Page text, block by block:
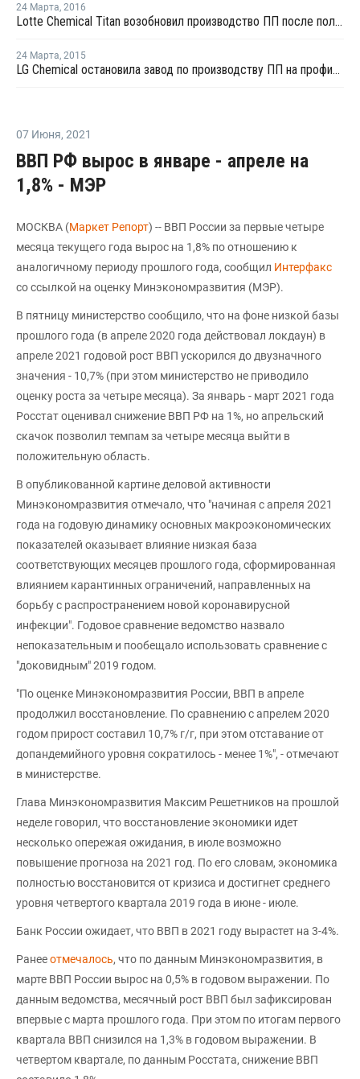
24 Марта, 2016
Lotte Chemical Titan возобновил производство ПП после поломки
24 Марта, 2015
LG Chemical остановила завод по производству ПП на профилактику
07 Июня, 2021
ВВП РФ вырос в январе - апреле на
1,8% - МЭР
МОСКВА (Маркет Репорт) -- ВВП России за первые четыре
месяца текущего года вырос на 1,8% по отношению к
аналогичному периоду прошлого года, сообщил Интерфакс
со ссылкой на оценку Минэкономразвития (МЭР).
В пятницу министерство сообщило, что на фоне низкой базы
прошлого года (в апреле 2020 года действовал локдаун) в
апреле 2021 годовой рост ВВП ускорился до двузначного
значения - 10,7% (при этом министерство не приводило
оценку роста за четыре месяца). За январь - март 2021 года
Росстат оценивал снижение ВВП РФ на 1%, но апрельский
скачок позволил темпам за четыре месяца выйти в
положительную область.
В опубликованной картине деловой активности
Минэкономразвития отмечало, что "начиная с апреля 2021
года на годовую динамику основных макроэкономических
показателей оказывает влияние низкая база
соответствующих месяцев прошлого года, сформированная
влиянием карантинных ограничений, направленных на
борьбу с распространением новой коронавирусной
инфекции". Годовое сравнение ведомство назвало
непоказательным и пообещало использовать сравнение с
"доковидным" 2019 годом.
"По оценке Минэкономразвития России, ВВП в апреле
продолжил восстановление. По сравнению с апрелем 2020
годом прирост составил 10,7% г/г, при этом отставание от
допандемийного уровня сократилось - менее 1%", - отмечают
в министерстве.
Глава Минэкономразвития Максим Решетников на прошлой
неделе говорил, что восстановление экономики идет
несколько опережая ожидания, в июле возможно
повышение прогноза на 2021 год. По его словам, экономика
полностью восстановится от кризиса и достигнет среднего
уровня четвертого квартала 2019 года в июне - июле.
Банк России ожидает, что ВВП в 2021 году вырастет на 3-4%.
Ранееотмечалось, что по данным Минэкономразвития, в
марте ВВП России вырос на 0,5% в годовом выражении. По
данным ведомства, месячный рост ВВП был зафиксирован
впервые с марта прошлого года. При этом по итогам первого
квартала ВВП снизился на 1,3% в годовом выражении. В
четвертом квартале, по данным Росстата, снижение ВВП